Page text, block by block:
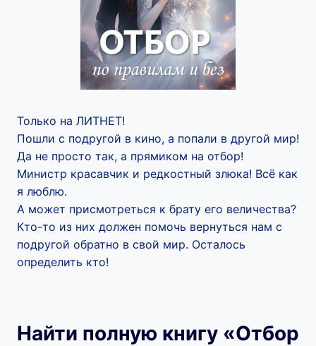
Только на ЛИТНЕТ!
Пошли с подругой в кино, а попали в другой мир!
Да не просто так, а прямиком на отбор!
Министр красавчик и редкостный злюка! Всё как
я люблю.
А может присмотреться к брату его величества?
Кто-то из них должен помочь вернуться нам с
подругой обратно в свой мир. Осталось
определить кто!
Найти полную книгу «Отбор